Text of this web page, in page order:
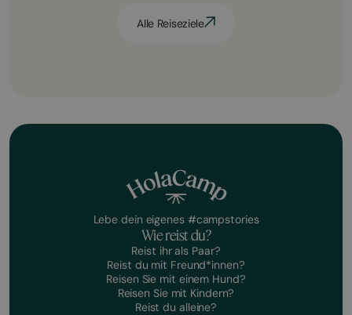
Alle Reiseziele
Lebe dein eigenes #campstories
Wie reist du?
Reist ihr als Paar?
Reist du mit Freund*innen?
Reisen Sie mit einem Hund?
Reisen Sie mit Kindern?
Reist du alleine?